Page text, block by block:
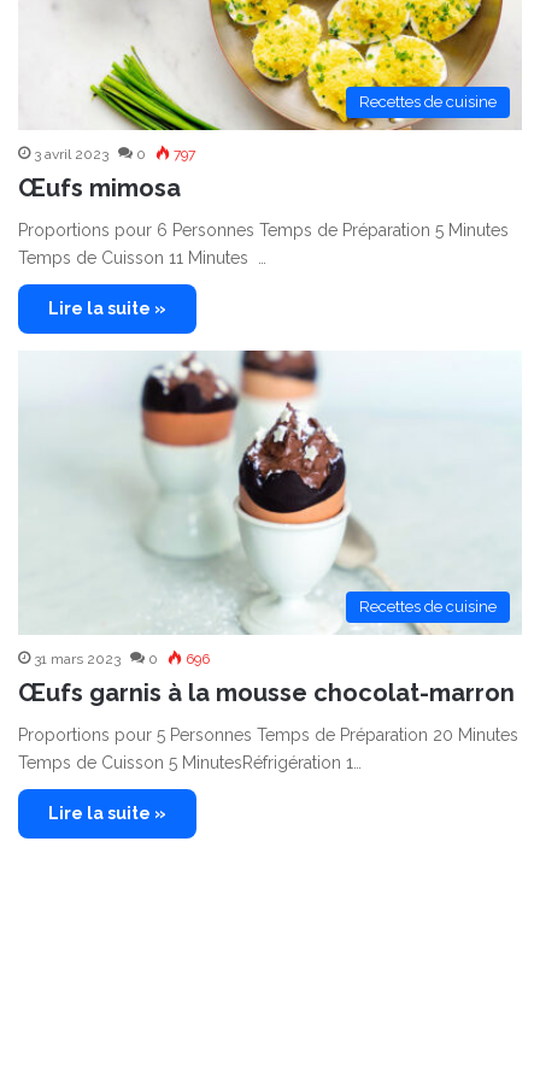
Recettes de cuisine
3 avril 2023 0 797
Œufs mimosa
Proportions pour 6 Personnes Temps de Préparation 5 Minutes
Temps de Cuisson 11 Minutes …
Lire la suite »
Recettes de cuisine
31 mars 2023 0 696
Œufs garnis à la mousse chocolat-marron
Proportions pour 5 Personnes Temps de Préparation 20 Minutes
Temps de Cuisson 5 MinutesRéfrigération 1…
Lire la suite »